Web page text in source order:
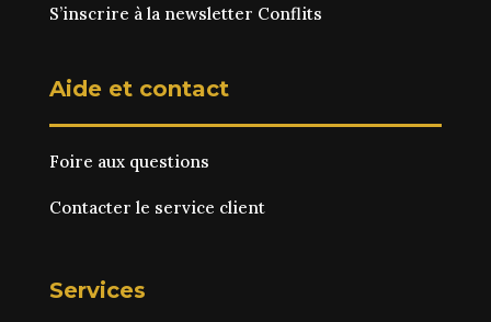
S’inscrire à la newsletter Conflits
Aide et contact
Foire aux questions
Contacter le service client
Services